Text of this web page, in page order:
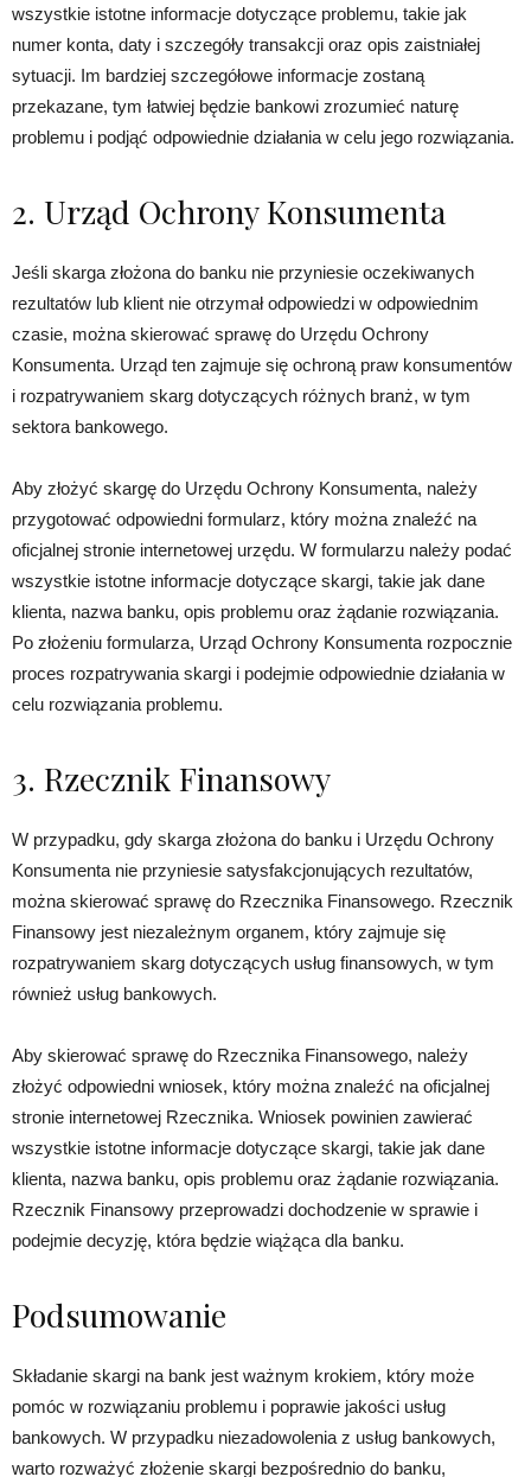
wszystkie istotne informacje dotyczące problemu, takie jak
numer konta, daty i szczegóły transakcji oraz opis zaistniałej
sytuacji. Im bardziej szczegółowe informacje zostaną
przekazane, tym łatwiej będzie bankowi zrozumieć naturę
problemu i podjąć odpowiednie działania w celu jego rozwiązania.
2. Urząd Ochrony Konsumenta
Jeśli skarga złożona do banku nie przyniesie oczekiwanych
rezultatów lub klient nie otrzymał odpowiedzi w odpowiednim
czasie, można skierować sprawę do Urzędu Ochrony
Konsumenta. Urząd ten zajmuje się ochroną praw konsumentów
i rozpatrywaniem skarg dotyczących różnych branż, w tym
sektora bankowego.
Aby złożyć skargę do Urzędu Ochrony Konsumenta, należy
przygotować odpowiedni formularz, który można znaleźć na
oficjalnej stronie internetowej urzędu. W formularzu należy podać
wszystkie istotne informacje dotyczące skargi, takie jak dane
klienta, nazwa banku, opis problemu oraz żądanie rozwiązania.
Po złożeniu formularza, Urząd Ochrony Konsumenta rozpocznie
proces rozpatrywania skargi i podejmie odpowiednie działania w
celu rozwiązania problemu.
3. Rzecznik Finansowy
W przypadku, gdy skarga złożona do banku i Urzędu Ochrony
Konsumenta nie przyniesie satysfakcjonujących rezultatów,
można skierować sprawę do Rzecznika Finansowego. Rzecznik
Finansowy jest niezależnym organem, który zajmuje się
rozpatrywaniem skarg dotyczących usług finansowych, w tym
również usług bankowych.
Aby skierować sprawę do Rzecznika Finansowego, należy
złożyć odpowiedni wniosek, który można znaleźć na oficjalnej
stronie internetowej Rzecznika. Wniosek powinien zawierać
wszystkie istotne informacje dotyczące skargi, takie jak dane
klienta, nazwa banku, opis problemu oraz żądanie rozwiązania.
Rzecznik Finansowy przeprowadzi dochodzenie w sprawie i
podejmie decyzję, która będzie wiążąca dla banku.
Podsumowanie
Składanie skargi na bank jest ważnym krokiem, który może
pomóc w rozwiązaniu problemu i poprawie jakości usług
bankowych. W przypadku niezadowolenia z usług bankowych,
warto rozważyć złożenie skargi bezpośrednio do banku,